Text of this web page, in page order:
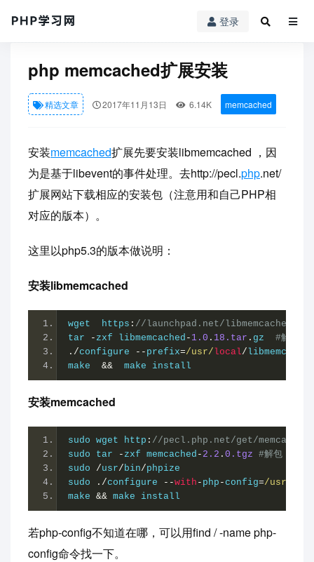
登录
PHP学习网 » php memcached扩展安装
php memcached扩展安装
精选文章 2017年11月13日 6.14K memcached
安装memcached扩展先要安装libmemcached ，因
为是基于libevent的事件处理。去http://pecl.php.net/
扩展网站下载相应的安装包（注意用和自己PHP相
对应的版本）。
这里以php5.3的版本做说明：
安装libmemcached
wget  https : //launchpad.net/libmemcached/
tar
- zxf libmemcached - 1.0 . 18.tar . gz #解压
./configure -- prefix=/usr/local/
make &&
  make install
安装memcached
sudo wget http : //pecl.php.net/get/
sudo tar
- zxf memcached - 2.2 . 0.tgz #解包
sudo /usr/bin/phpize
sudo
./configure --with - php -config=/usr/
make && make install
若php-config不知道在哪，可以用find / -name php-
config命令找一下。